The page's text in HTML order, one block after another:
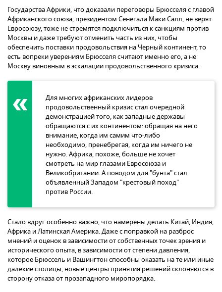
Государства Африки, что доказали переговоры Брюсселя с главой
Африканского союза, президентом Сенегала Маки Салл, не верят
Евросоюзу, тоже не стремятся подключиться к санкциям против
Москвы и даже требуют отменить часть из них, чтобы
обеспечить поставки продовольствия на Черный континент, то
есть вопреки уверениям Брюсселя считают именно его, а не
Москву виновным в эскалации продовольственного кризиса.
Для многих африканских лидеров
продовольственный кризис стал очередной
демонстрацией того, как западные державы
обращаются с их континентом: обращая на него
внимание, когда им самим что-либо
необходимо, пренебрегая, когда им ничего не
нужно. Африка, похоже, больше не хочет
смотреть на мир глазами Евросоюза и
Великобритании. А поводом для "бунта" стал
объявленный Западом "крестовый поход"
против России.
Стало вдруг особенно важно, что намерены делать Китай, Индия,
Африка и Латинская Америка. Даже с поправкой на разброс
мнений и оценок в зависимости от собственных точек зрения и
исторического опыта, в зависимости от степени давления,
которое Брюссель и Вашингтон способны оказать на те или иные
далекие столицы, новые центры принятия решений склоняются в
сторону отказа от прозападного миропорядка.